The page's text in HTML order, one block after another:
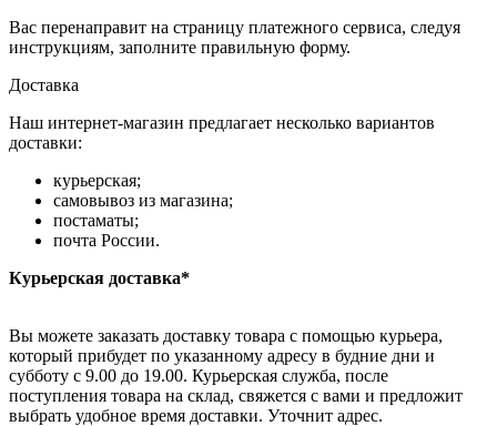
Вас перенаправит на страницу платежного сервиса, следуя
инструкциям, заполните правильную форму.
Доставка
Наш интернет-магазин предлагает несколько вариантов
доставки:
курьерская;
самовывоз из магазина;
постаматы;
почта России.
Курьерская доставка*
Вы можете заказать доставку товара с помощью курьера,
который прибудет по указанному адресу в будние дни и
субботу с 9.00 до 19.00. Курьерская служба, после
поступления товара на склад, свяжется с вами и предложит
выбрать удобное время доставки. Уточнит адрес.